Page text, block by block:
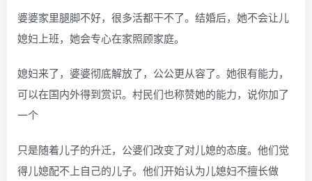
婆婆家里腿脚不好，很多活都干不了。结婚后，她不会让儿
媳妇上班，她会专心在家照顾家庭。
媳妇来了，婆婆彻底解放了，公公更从容了。她很有能力，
可以在国内外得到赏识。村民们也称赞她的能力，说你加了
一个
只是随着儿子的升迁，公婆们改变了对儿媳的态度。他们觉
得儿媳配不上自己的儿子。他们开始认为儿媳妇不擅长做